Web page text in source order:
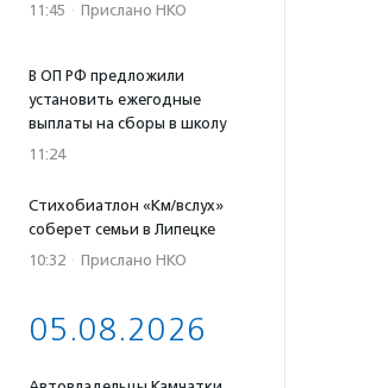
11:45 · Прислано НКО
В ОП РФ предложили
установить ежегодные
выплаты на сборы в школу
11:24
Стихобиатлон «Км/вслух»
соберет семьи в Липецке
10:32 · Прислано НКО
05.08.2026